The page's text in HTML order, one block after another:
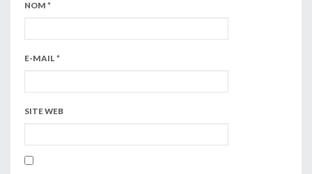
NOM *
E-MAIL *
SITE WEB